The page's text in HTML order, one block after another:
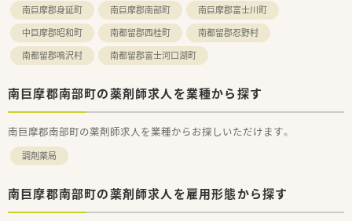
南巨摩郡身延町
南巨摩郡南部町
南巨摩郡富士川町
中巨摩郡昭和町
南都留郡西桂町
南都留郡忍野村
南都留郡鳴沢村
南都留郡富士河口湖町
南巨摩郡南部町の薬剤師求人を業種から探す
南巨摩郡南部町の薬剤師求人を業種からお探しいただけます。
調剤薬局
南巨摩郡南部町の薬剤師求人を雇用形態から探す